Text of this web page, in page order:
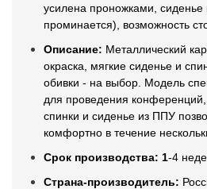
усилена проножками,
проминается), возможность
Описание: Металлический
окраска, мягкие сиденье и
обивки - на выбор. Модель
для проведения
спинки и сиденье из ППУ
комфортно в течение
Срок производства: 1-4
Страна-производитель: